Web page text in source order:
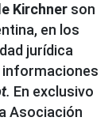
Kirchnerson
en los
jurídica
informaciones
. En exclusivo
Asociación